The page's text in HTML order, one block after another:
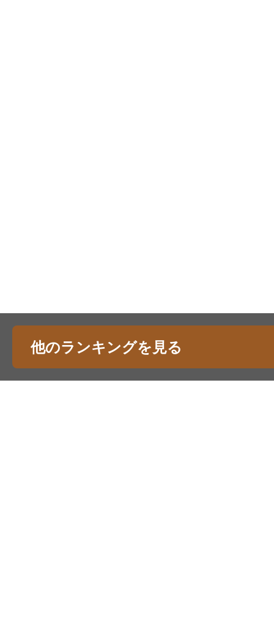
他のランキングを見る